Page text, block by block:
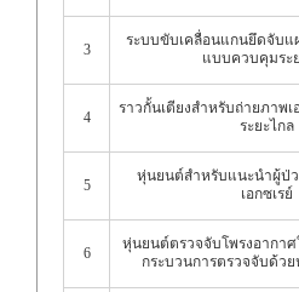
3
ระบบขับเคลื่อนแกนยึดจับแ
แบบควบคุมระ
4
ราวกั้นเตียงสำหรับถ่ายภาพ
ระยะไกล
5
หุ่นยนต์สำหรับแนะนำผู้ป่
เอกซเรย์
6
หุ่นยนต์ตรวจจับโพรงอากาศ
กระบวนการตรวจจับด้ว